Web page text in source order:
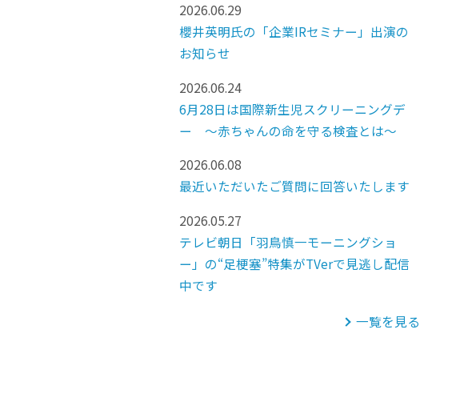
2026.06.29
櫻井英明氏の「企業IRセミナー」出演の
お知らせ
2026.06.24
6月28日は国際新生児スクリーニングデ
ー ～赤ちゃんの命を守る検査とは～
2026.06.08
最近いただいたご質問に回答いたします
2026.05.27
テレビ朝日「羽鳥慎一モーニングショ
ー」の“足梗塞”特集がTVerで見逃し配信
中です
一覧を見る